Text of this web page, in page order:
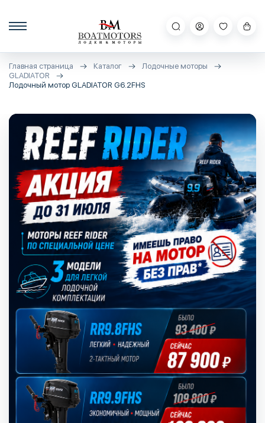
Главная страница Каталог
Лодочные моторы
GLADIATOR
Лодочный мотор GLADIATOR G6.2FHS